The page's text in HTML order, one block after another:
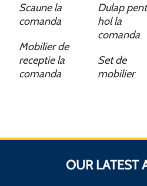
Scaune la
comanda
Mobilier de
receptie la
comanda
Dulap
hol la
comanda
Set de
mobilier
OUR LATEST